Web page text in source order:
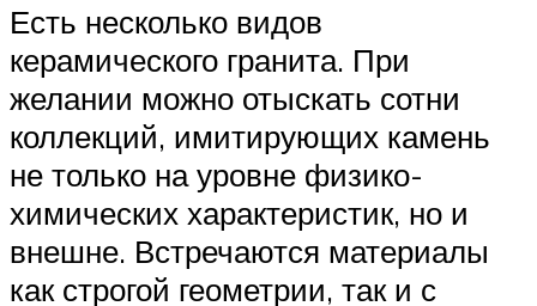
Есть несколько видов
керамического гранита. При
желании можно отыскать сотни
коллекций, имитирующих камень
не только на уровне физико-
химических характеристик, но и
внешне. Встречаются материалы
как строгой геометрии, так и с